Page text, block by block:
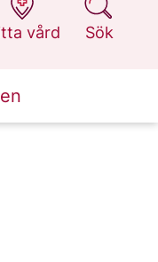
vård
Sök